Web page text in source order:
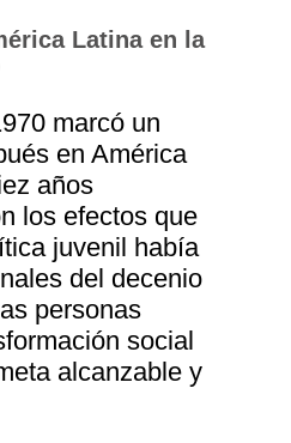
Latina en la
marcó un
en América
años
los efectos que
juvenil había
del decenio
personas
social
alcanzable y